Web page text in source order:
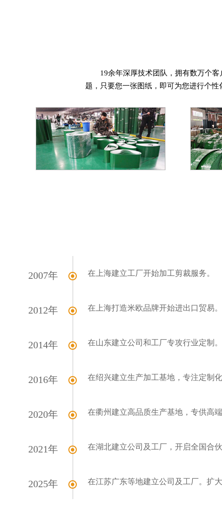
19余年深厚技术团队，拥有数万个
题，只要您一张图纸，即可为您进行个
2007年 在上海建立工厂开始加工剪裁服务。
2012年 在上海打造米欧品牌开始进出口贸易。
2014年 在山东建立公司和工厂专攻行业定制。
2016年 在绍兴建立生产加工基地，专注定制
2020年 在衢州建立高品质生产基地，专供高
2021年 在湖北建立公司及工厂，开启全国合
2025年 在江苏广东等地建立公司及工厂。扩